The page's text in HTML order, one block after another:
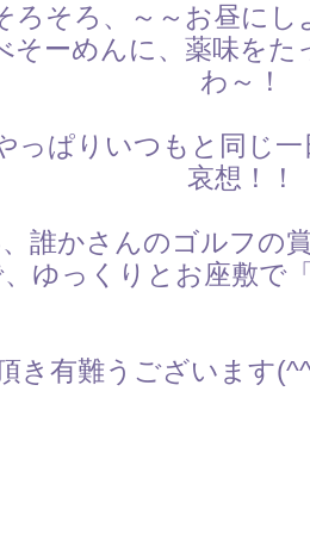
ろそろ、～～お昼にし
そーめんに、薬味を
わ～！
っぱりいつもと同じ
哀想！！
誰かさんのゴルフの
ゆっくりとお座敷で
き有難うございま